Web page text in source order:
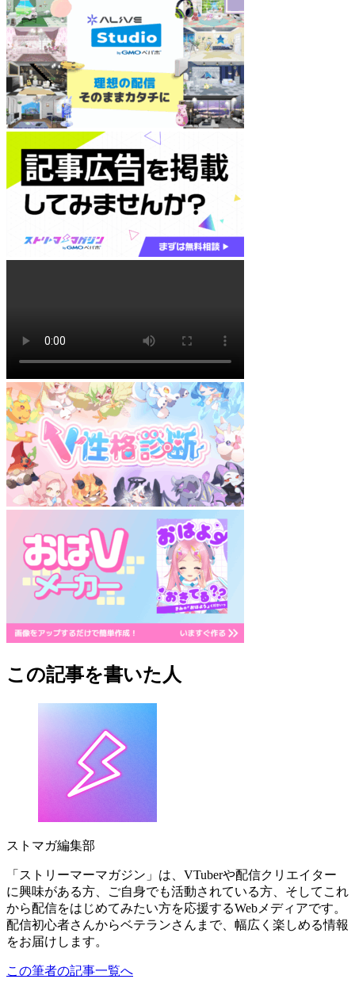
この記事を書いた人
ストマガ編集部
「ストリーマーマガジン」は、VTuberや配信クリエイター
に興味がある方、ご自身でも活動されている方、そしてこれ
から配信をはじめてみたい方を応援するWebメディアです。
配信初心者さんからベテランさんまで、幅広く楽しめる情報
をお届けします。
この筆者の記事一覧へ